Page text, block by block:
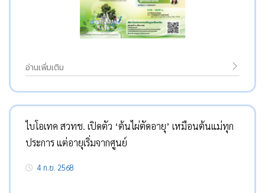
อ่านเพิ่มเติม
ไบโอเทค สวทช. เปิดตัว ‘ต้นไผ่ตัดอายุ’ เหมือนต้นแม่ทุก
ประการ แต่อายุเริ่มจากศูนย์
4 ก.ย. 2568